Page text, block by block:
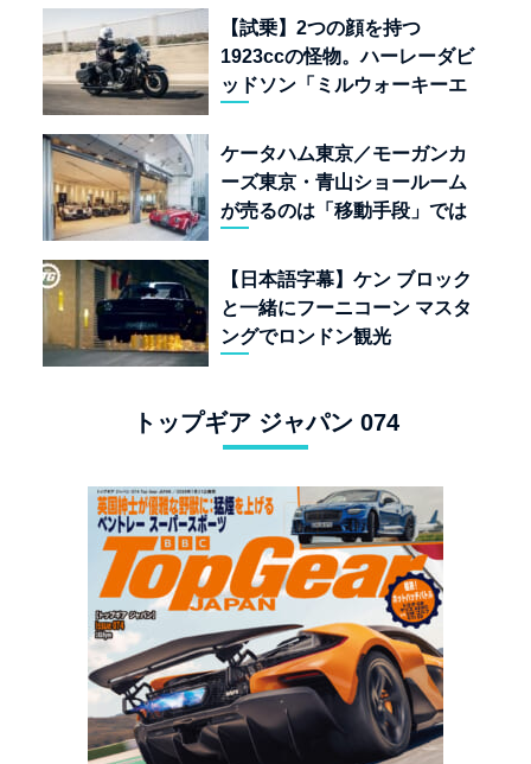
質”を愛する理由
【試乗】2つの顔を持つ
1923ccの怪物。ハーレーダビ
ッドソン「ミルウォーキーエ
ケータハム東京／モーガンカ
ーズ東京・青山ショールーム
が売るのは「移動手段」では
【日本語字幕】ケン ブロック
と一緒にフーニコーン マスタ
ングでロンドン観光
トップギア ジャパン 074